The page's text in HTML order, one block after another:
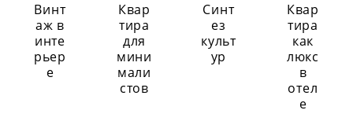
Винт
аж в
инте
рьер
е
Квар
тира
для
мини
мали
стов
Синт
ез
культ
ур
Квар
тира
как
люкс
в
отел
е